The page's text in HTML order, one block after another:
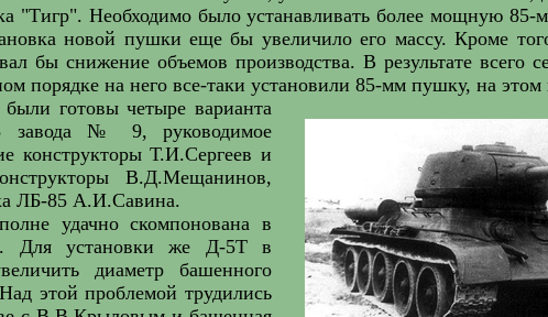
"Тигр". Необходимо было устанавливать более мощную
новой пушки еще бы увеличило его массу. Кроме
бы снижение объемов производства. В результате всего
порядке на него все-таки установили 85-мм пушку, на этом
готовы четыре варианта
№ 9, руководимое
Т.И.Сергеев и
В.Д.Мещанинов,
ЛБ-85 А.И.Савина.
удачно скомпонована в
Для установки же Д-5Т в
диаметр башенного
этой проблемой трудились